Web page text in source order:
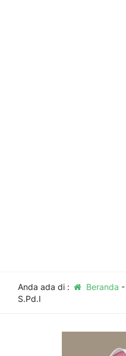
Anda ada di : Beranda -
S.Pd.I